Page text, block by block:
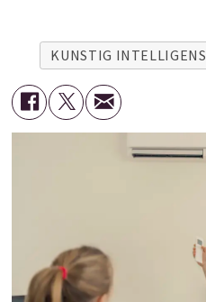
KUNSTIG INTELLIGENS